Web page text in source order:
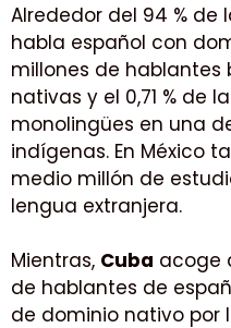
Alrededor del 94 %
habla español con
millones de hablantes
nativas y el 0,71 % de
monolingües en una
indígenas. En México
medio millón de
lengua extranjera.
Mientras, Cuba acoge
de hablantes de
de dominio nativo por